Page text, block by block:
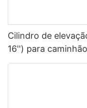
Cilindro de
16'') para